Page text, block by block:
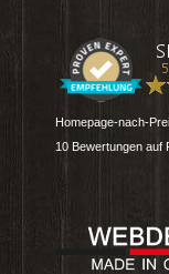
Homepage-nach-
10 Bewertungen auf